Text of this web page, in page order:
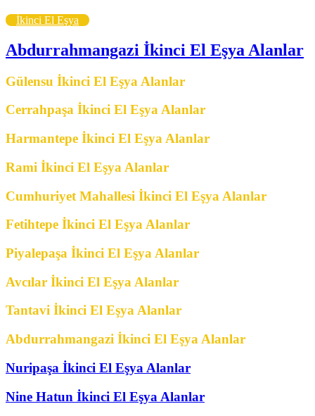
İkinci El Eşya
Abdurrahmangazi İkinci El Eşya Alanlar
Gülensu İkinci El Eşya Alanlar
Cerrahpaşa İkinci El Eşya Alanlar
Harmantepe İkinci El Eşya Alanlar
Rami İkinci El Eşya Alanlar
Cumhuriyet Mahallesi İkinci El Eşya Alanlar
Fetihtepe İkinci El Eşya Alanlar
Piyalepaşa İkinci El Eşya Alanlar
Avcılar İkinci El Eşya Alanlar
Tantavi İkinci El Eşya Alanlar
Abdurrahmangazi İkinci El Eşya Alanlar
Nuripaşa İkinci El Eşya Alanlar
Nine Hatun İkinci El Eşya Alanlar